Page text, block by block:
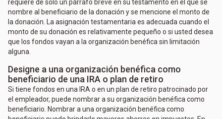
requiere de solo un párrafo breve en su testamento en el que se
nombre al beneficiario de la donación y se mencione el monto de
la donación. La asignación testamentaria es adecuada cuando el
monto de su donación es relativamente pequeño o si usted desea
que los fondos vayan a la organización benéfica sin limitación
alguna.
Designe a una organización benéfica como
beneficiario de una IRA o plan de retiro
Si tiene fondos en una IRA o en un plan de retiro patrocinado por
el empleador, puede nombrar a su organización benéfica como
beneficiario. Nombrar a una organización benéfica como